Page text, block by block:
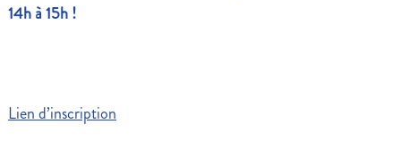
14h à 15h !
Lien d’inscription